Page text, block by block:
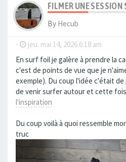
FILMER UNE
By Hecub
- jeu. mai 14, 2026 6:18 am
En surf foil je galère à prendre la
c'est de points de vue que je
exemple). Du coup l'idée c'était de
de venir surfer autour et cette
l'inspiration
Du coup voilà à quoi ressemble
truc